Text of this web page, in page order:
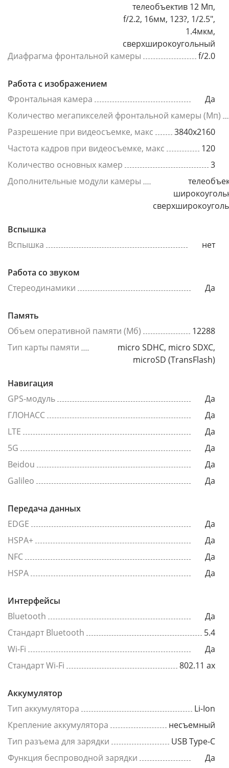
телеобъектив 12 Мп,
f/2.2, 16мм, 123?, 1/2.5",
1.4мкм,
сверхширокоугольный
Диафрагма фронтальной камеры
f/2.0
Работа с изображением
Фронтальная камера
Да
Количество мегапикселей фронтальной камеры (Мп)
Разрешение при видеосъемке, макс
3840x2160
Частота кадров при видеосъемке, макс
120
Количество основных камер
3
Дополнительные модули камеры
Вспышка
Вспышка
нет
Работа со звуком
Стереодинамики
Да
Память
Объем оперативной памяти (Мб)
12288
Тип карты памяти
micro SDHC, micro SDXC,
microSD (TransFlash)
Навигация
GPS-модуль
Да
ГЛОНАСС
Да
LTE
Да
5G
Да
Beidou
Да
Galileo
Да
Передача данных
EDGE
Да
HSPA+
Да
NFC
Да
HSPA
Да
Интерфейсы
Bluetooth
Да
Стандарт Bluetooth
5.4
Wi-Fi
Да
Стандарт Wi-Fi
802.11 ax
Аккумулятор
Тип аккумулятора
Li-Ion
Крепление аккумулятора
несъемный
Тип разъема для зарядки
USB Type-C
Функция беспроводной зарядки
Да